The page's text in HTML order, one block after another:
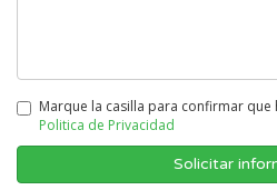
Marque la casilla para confirmar
Politica de Privacidad